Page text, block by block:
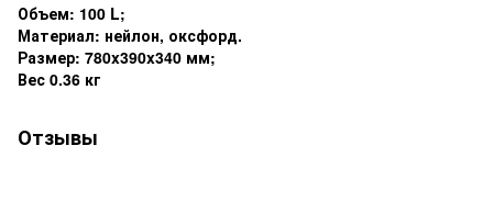
Объем: 100 L;
Материал: нейлон, оксфорд.
Размер: 780x390x340 мм;
Вес 0.36 кг
Отзывы